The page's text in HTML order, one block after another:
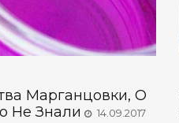
Марганцовки, О
Не Знали
14.09.2017